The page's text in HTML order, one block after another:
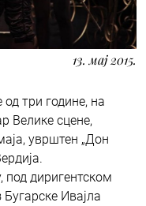
13. мај 2015.
три године, на
Велике сцене,
уврштен „Дон
диригентском
Ивајла